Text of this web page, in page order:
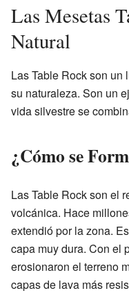
Las Mesetas
Natural
Las Table Rock son un
su naturaleza. Son un
vida silvestre se
¿Cómo se
Las Table Rock son el
volcánica. Hace
extendió por la zona.
capa muy dura. Con el
erosionaron el terreno
capas de lava más